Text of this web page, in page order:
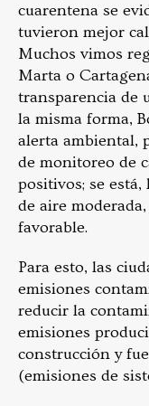
cuarentena se
tuvieron mejor
Muchos vimos
Marta o
transparencia de
la misma forma,
alerta ambiental,
de monitoreo de
positivos; se
de aire
favorable.
Para esto, las
emisiones
reducir la
emisiones
construcción y
(emisiones de